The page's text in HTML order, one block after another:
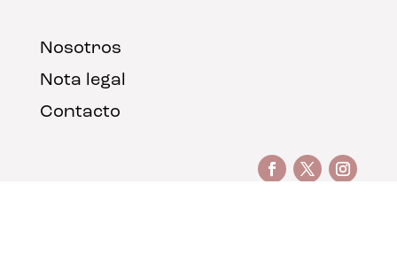
Nosotros
Nota legal
Contacto